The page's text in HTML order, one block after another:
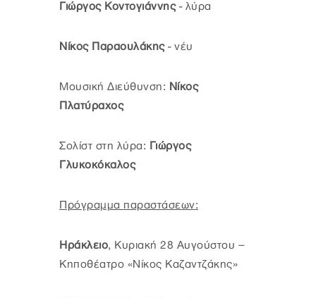
Γιώργος Κοντογιάννης - λύρα
Νίκος Παραουλάκης - νέυ
Μουσική Διεύθυνση: Νίκος
Πλατύραχος
Σολίστ στη λύρα: Γιώργος
Γλυκοκόκαλος
Πρόγραμμα παραστάσεων:
Ηράκλειο, Κυριακή 28 Αυγούστου –
Κηποθέατρο «Νίκος Καζαντζάκης»